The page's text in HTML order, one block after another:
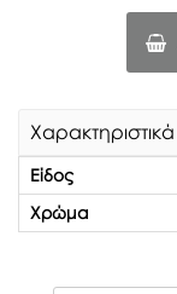
Χαρακτηριστικά
Είδος
Χρώμα